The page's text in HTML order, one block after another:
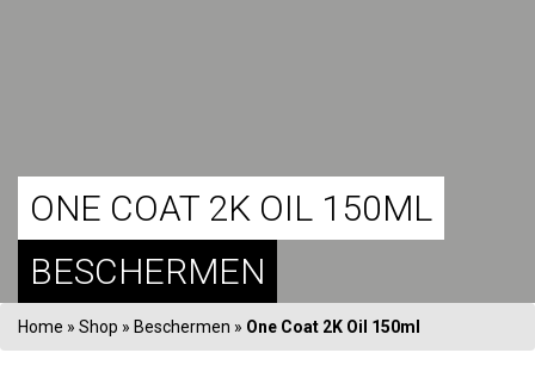
ONE COAT 2K OIL 150ML
BESCHERMEN
Home » Shop » Beschermen » One Coat 2K Oil 150ml